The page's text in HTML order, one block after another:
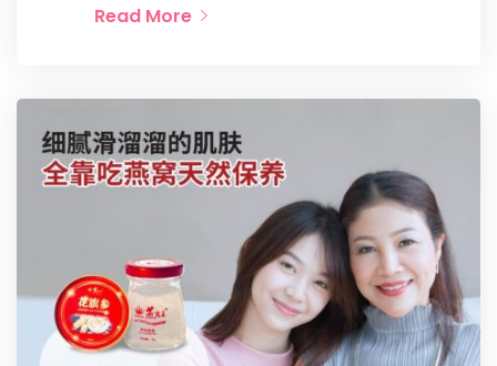
Read More